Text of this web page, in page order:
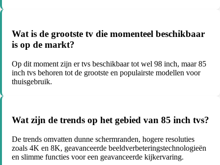
Wat is de grootste tv die momenteel beschikbaar
is op de markt?
Op dit moment zijn er tvs beschikbaar tot wel 98 inch, maar 85
inch tvs behoren tot de grootste en populairste modellen voor
thuisgebruik.
Wat zijn de trends op het gebied van 85 inch tvs?
De trends omvatten dunne schermranden, hogere resoluties
zoals 4K en 8K, geavanceerde beeldverbeteringstechnologieën
en slimme functies voor een geavanceerde kijkervaring.